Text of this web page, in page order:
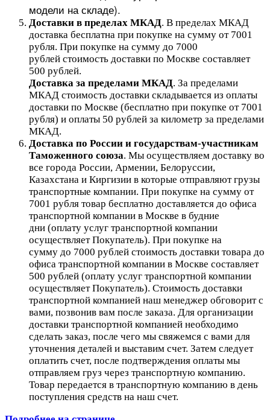
модели на складе).
Доставки в пределах МКАД. В пределах МКАД
доставка бесплатна при покупке на сумму от 7001
рубля. При покупке на сумму до 7000
рублей стоимость доставки по Москве составляет
500 рублей.
Доставка за пределами МКАД. За пределами
МКАД стоимость доставки складывается из оплаты
доставки по Москве (бесплатно при покупке от 7001
рубля) и оплаты 50 рублей за километр за пределами
МКАД.
Доставка по России и государствам-участникам
Таможенного союза. Мы осуществляем доставку во
все города России, Армении, Белоруссии,
Казахстана и Киргизии в которые отправляют грузы
транспортные компании. При покупке на сумму от
7001 рубля товар бесплатно доставляется до офиса
транспортной компании в Москве в будние
дни (оплату услуг транспортной компании
осуществляет Покупатель). При покупке на
сумму до 7000 рублей стоимость доставки товара до
офиса транспортной компании в Москве составляет
500 рублей (оплату услуг транспортной компании
осуществляет Покупатель). Стоимость доставки
транспортной компанией наш менеджер обговорит с
вами, позвонив вам после заказа. Для организации
доставки транспортной компанией необходимо
сделать заказ, после чего мы свяжемся с вами для
уточнения деталей и выставим счет. Затем следует
оплатить счет, после подтверждения оплаты мы
отправляем груз через транспортную компанию.
Товар передается в транспортную компанию в день
поступления средств на наш счет.